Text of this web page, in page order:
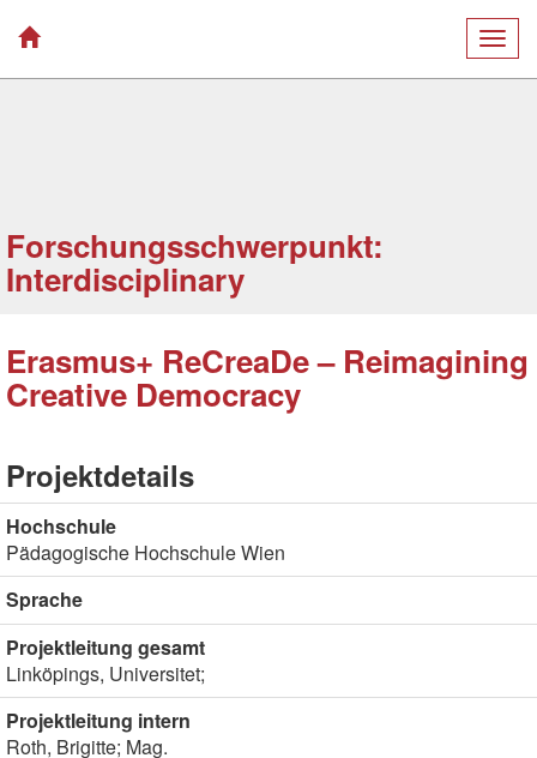
Forschungsschwerpunkt:
Interdisciplinary
Erasmus+ ReCreaDe – Reimagining
Creative Democracy
Projektdetails
Hochschule
Pädagogische Hochschule Wien
Sprache
Projektleitung gesamt
Linköpings, Universitet;
Projektleitung intern
Roth, Brigitte; Mag.